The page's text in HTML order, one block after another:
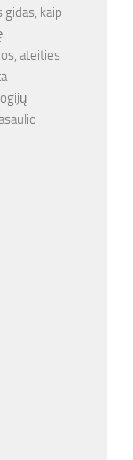
kaip
ateities